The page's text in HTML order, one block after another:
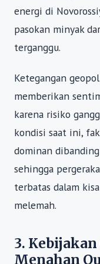
energi di
pasokan minyak
terganggu.
Ketegangan
memberikan
karena risiko
kondisi saat ini,
dominan
sehingga
terbatas dalam
melemah.
3. Kebijakan
Menahan